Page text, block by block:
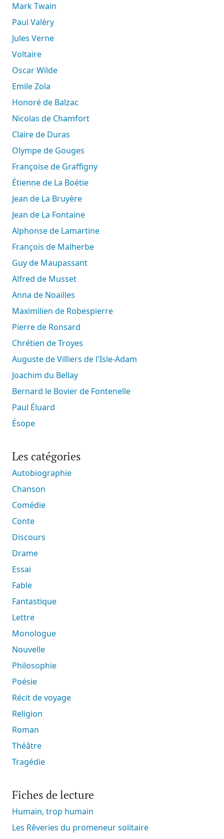
Mark Twain
Paul Valéry
Jules Verne
Voltaire
Oscar Wilde
Emile Zola
Honoré de Balzac
Nicolas de Chamfort
Claire de Duras
Olympe de Gouges
Françoise de Graffigny
Étienne de La Boétie
Jean de La Bruyère
Jean de La Fontaine
Alphonse de Lamartine
François de Malherbe
Guy de Maupassant
Alfred de Musset
Anna de Noailles
Maximilien de Robespierre
Pierre de Ronsard
Chrétien de Troyes
Auguste de Villiers de l'Isle-Adam
Joachim du Bellay
Bernard le Bovier de Fontenelle
Paul Éluard
Ésope
Les catégories
Autobiographie
Chanson
Comédie
Conte
Discours
Drame
Essai
Fable
Fantastique
Lettre
Monologue
Nouvelle
Philosophie
Poésie
Récit de voyage
Religion
Roman
Théâtre
Tragédie
Fiches de lecture
Humain, trop humain
Les Rêveries du promeneur solitaire